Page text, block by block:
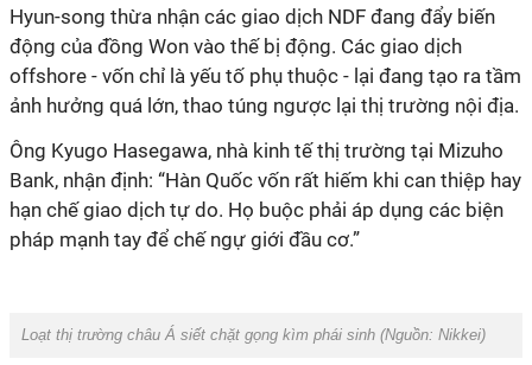
Hyun-song thừa nhận các giao dịch NDF đang đẩy biến
động của đồng Won vào thế bị động. Các giao dịch
offshore - vốn chỉ là yếu tố phụ thuộc - lại đang tạo ra tầm
ảnh hưởng quá lớn, thao túng ngược lại thị trường nội địa.
Ông Kyugo Hasegawa, nhà kinh tế thị trường tại Mizuho
Bank, nhận định: “Hàn Quốc vốn rất hiếm khi can thiệp hay
hạn chế giao dịch tự do. Họ buộc phải áp dụng các biện
pháp mạnh tay để chế ngự giới đầu cơ.”
Loạt thị trường châu Á siết chặt gọng kìm phái sinh (Nguồn: Nikkei)